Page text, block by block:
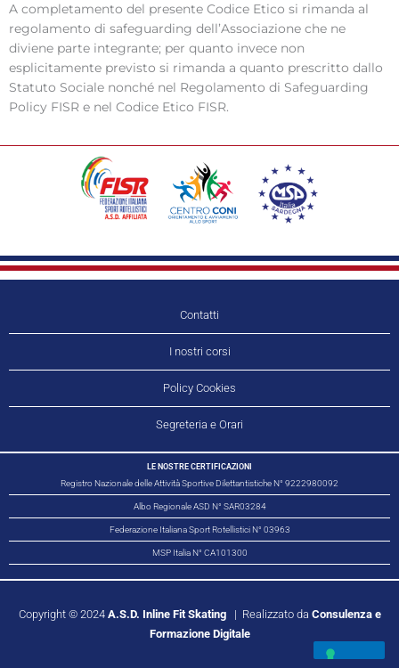
A completamento del presente Codice Etico si rimanda al
regolamento di safeguarding dell’Associazione che ne
diviene parte integrante; per quanto invece non
esplicitamente previsto si rimanda a quanto prescritto dallo
Statuto Sociale nonché nel Regolamento di Safeguarding
Policy FISR e nel Codice Etico FISR.
Contatti
I nostri corsi
Policy Cookies
Segreteria e Orari
LE NOSTRE CERTIFICAZIONI​
Registro Nazionale delle Attività Sportive Dilettantistiche N° 9222980092
Albo Regionale ASD N° SAR03284
Federazione Italiana Sport Rotellistici N° 03963
MSP Italia N° CA101300
Copyright © 2024 A.S.D. Inline Fit Skating| Realizzato da Consulenza e
Formazione Digitale